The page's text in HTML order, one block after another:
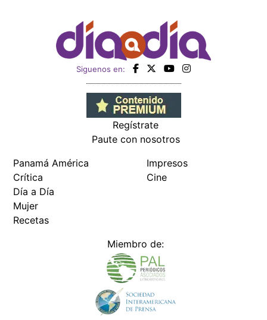
Siguenos en:
Regístrate
Paute con nosotros
Panamá América
Crítica
Día a Día
Mujer
Recetas
Impresos
Cine
Miembro de: